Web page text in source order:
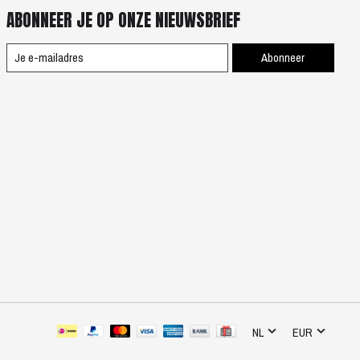
ABONNEER JE OP ONZE NIEUWSBRIEF
Abonneer
NL EUR